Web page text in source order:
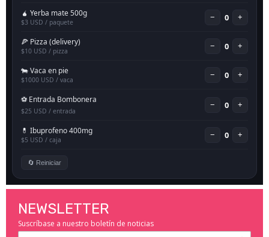
NEWSLETTER
Suscríbase a nuestro boletín de noticias